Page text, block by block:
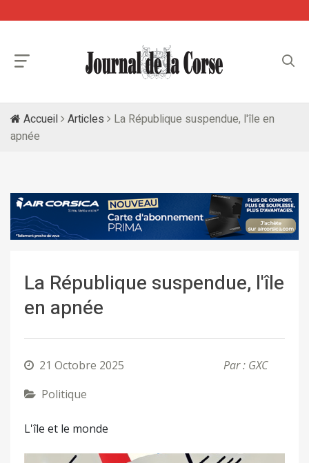
Accueil Articles
La République suspendue, l'île en
apnée
La République suspendue, l'île
en apnée
21 Octobre 2025
Par : GXC
Politique
L'île et le monde